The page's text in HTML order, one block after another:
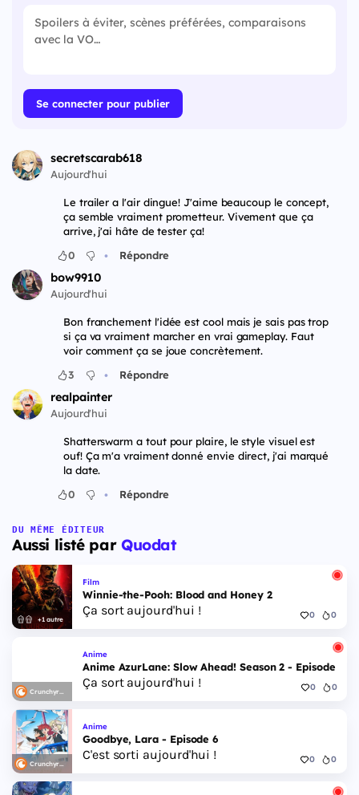
Se connecter pour publier
secretscarab618
Aujourd'hui
Le trailer a l'air dingue! J'aime beaucoup le concept,
ça semble vraiment prometteur. Vivement que ça
arrive, j'ai hâte de tester ça!
0
• Répondre
bow9910
Aujourd'hui
Bon franchement l'idée est cool mais je sais pas trop
si ça va vraiment marcher en vrai gameplay. Faut
voir comment ça se joue concrètement.
3
• Répondre
realpainter
Aujourd'hui
Shatterswarm a tout pour plaire, le style visuel est
ouf! Ça m'a vraiment donné envie direct, j'ai marqué
la date.
0
• Répondre
DU MÊME ÉDITEUR
Aussi listé par Quodat
+1 autre
Film
Winnie-the-Pooh: Blood and Honey 2
Ça sort aujourd'hui ! 0 0
Anime
Anime AzurLane: Slow Ahead! Season 2 - Episode 6
Ça sort aujourd'hui ! 0 0
Crunchyroll
Anime
Goodbye, Lara - Episode 6
C'est sorti aujourd'hui ! 0 0